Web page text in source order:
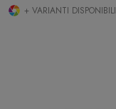
+ VARIANTI DISPONIBILI